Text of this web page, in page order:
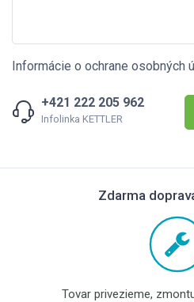
Informácie o ochrane osobných
+421 222 205 962
Infolinka KETTLER
Zdarma
Tovar privezieme,